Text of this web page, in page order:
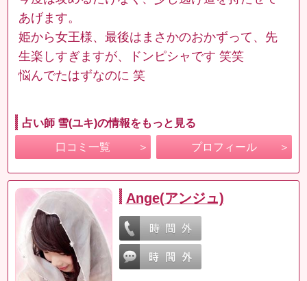
あげます。
姫から女王様、最後はまさかのおかずって、先
生楽しすぎますが、ドンピシャです 笑笑
悩んでたはずなのに 笑
占い師 雪(ユキ)の情報をもっと見る
口コミ一覧 プロフィール
Ange(アンジュ)